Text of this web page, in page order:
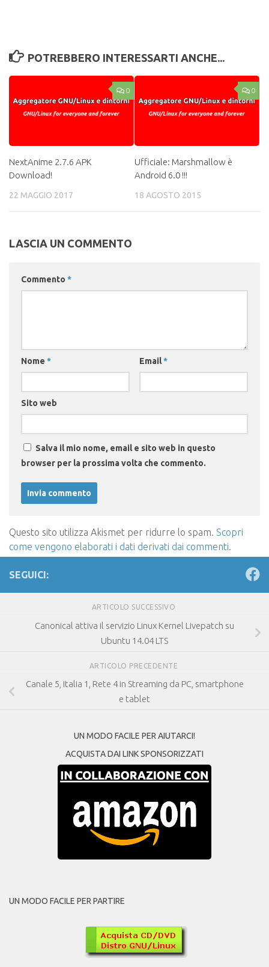
POTREBBERO INTERESSARTI ANCHE...
0
NextAnime 2.7.6 APK
Download!
22 MAGGIO 2017
0
Ufficiale: Marshmallow è
Android 6.0 !!!
18 AGOSTO 2015
LASCIA UN COMMENTO
Commento *
Nome * Email*
Sito web
Salva il mio nome, email e sito web in questo
browser per la prossima volta che commento.
Questo sito utilizza Akismet per ridurre lo spam. Scopri
come vengono elaborati i dati derivati dai commenti.
SEGUICI:
ARTICOLO SUCCESSIVO
Canonical attiva il servizio Linux Kernel Livepatch su
Ubuntu 14.04 LTS
ARTICOLO PRECEDENTE
Canale 5, Italia 1, Rete 4 in Streaming da PC, smartphone
e tablet
UN MODO FACILE PER AIUTARCI!
ACQUISTA DAI LINK SPONSORIZZATI
UN MODO FACILE PER PARTIRE